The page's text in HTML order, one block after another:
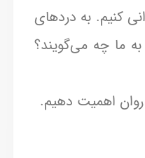
کنیم. به دردهای
ما چه می‌گویند؟
اهمیت دهیم.